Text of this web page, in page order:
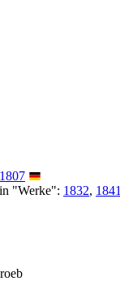
"Werke": 1832, 1841